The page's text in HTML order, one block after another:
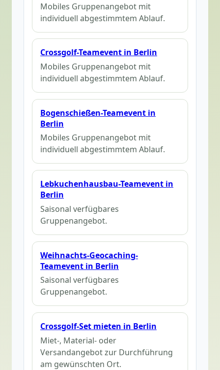
Mobiles Gruppenangebot mit
individuell abgestimmtem Ablauf.
Crossgolf-Teamevent in Berlin
Mobiles Gruppenangebot mit
individuell abgestimmtem Ablauf.
Bogenschießen-Teamevent in
Berlin
Mobiles Gruppenangebot mit
individuell abgestimmtem Ablauf.
Lebkuchenhausbau-Teamevent in
Berlin
Saisonal verfügbares
Gruppenangebot.
Weihnachts-Geocaching-
Teamevent in Berlin
Saisonal verfügbares
Gruppenangebot.
Crossgolf-Set mieten in Berlin
Miet-, Material- oder
Versandangebot zur Durchführung
am gewünschten Ort.